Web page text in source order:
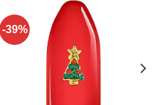
-39%